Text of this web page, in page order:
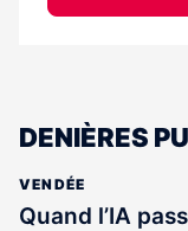
DENIÈRES
VENDÉE
Quand l’IA